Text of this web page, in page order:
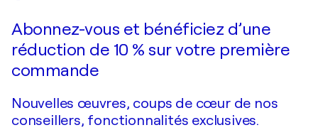
Je passe commande
Abonnez-vous et bénéficiez d’une
réduction de 10 % sur votre première
commande
Nouvelles œuvres, coups de cœur de nos
conseillers, fonctionnalités exclusives.